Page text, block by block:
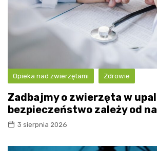
Opieka nad zwierzętami Zdrowie
Zadbajmy o zwierzęta w
bezpieczeństwo zależy od
3 sierpnia 2026